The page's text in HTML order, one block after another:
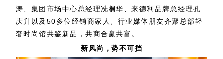
涛、集团市场中心总经理冼桐华、来德利品牌总经理孔
庆升以及50多位经销商家人、行业媒体朋友齐聚总部轻
奢时尚馆共鉴新品，共商合赢共富。
新风尚，势不可挡